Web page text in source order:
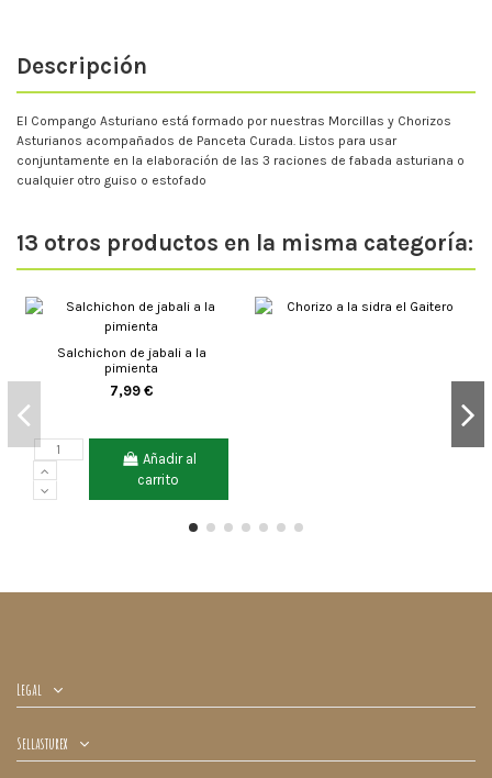
Descripción
El Compango Asturiano está formado por nuestras Morcillas y Chorizos
Asturianos acompañados de Panceta Curada. Listos para usar
conjuntamente en la elaboración de las 3 raciones de fabada asturiana o
cualquier otro guiso o estofado
13 otros productos en la misma categoría:
Salchichon de jabali a la
pimienta
7,99 €
Añadir al
carrito
Legal
Sellasturex